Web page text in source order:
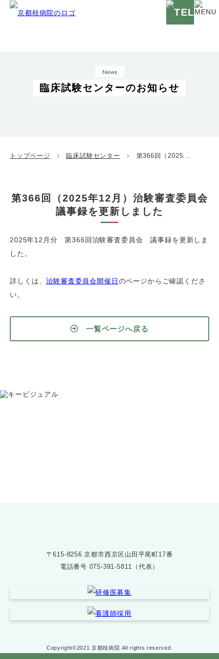
News
臨床試験センターのお知らせ
トップページ 臨床試験センター 第366回（2025...
第366回（2025年12月）治験審査委員会
議事録を更新しました
2025年12月分 第366回治験審査委員会 議事録を更新しま
した。
詳しくは、治験審査委員会開催日のページからご確認くださ
い。
一覧ページへ戻る
〒615-8256 京都市西京区山田平尾町17番
電話番号 075-391-5811（代表）
Copyright©2021 京都桂病院 All rights reserved.